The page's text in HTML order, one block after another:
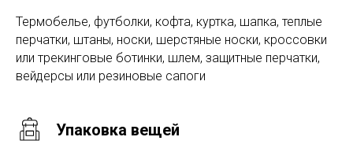
Термобелье, футболки, кофта, куртка, шапка, теплые
перчатки, штаны, носки, шерстяные носки, кроссовки
или трекинговые ботинки, шлем, защитные перчатки,
вейдерсы или резиновые сапоги
Упаковка вещей